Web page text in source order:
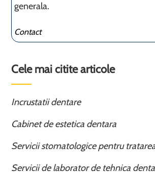
generala.
Contact
Cele mai citite articole
Incrustatii dentare
Cabinet de estetica dentara
Servicii stomatologice pentru
Servicii de laborator de tehnica